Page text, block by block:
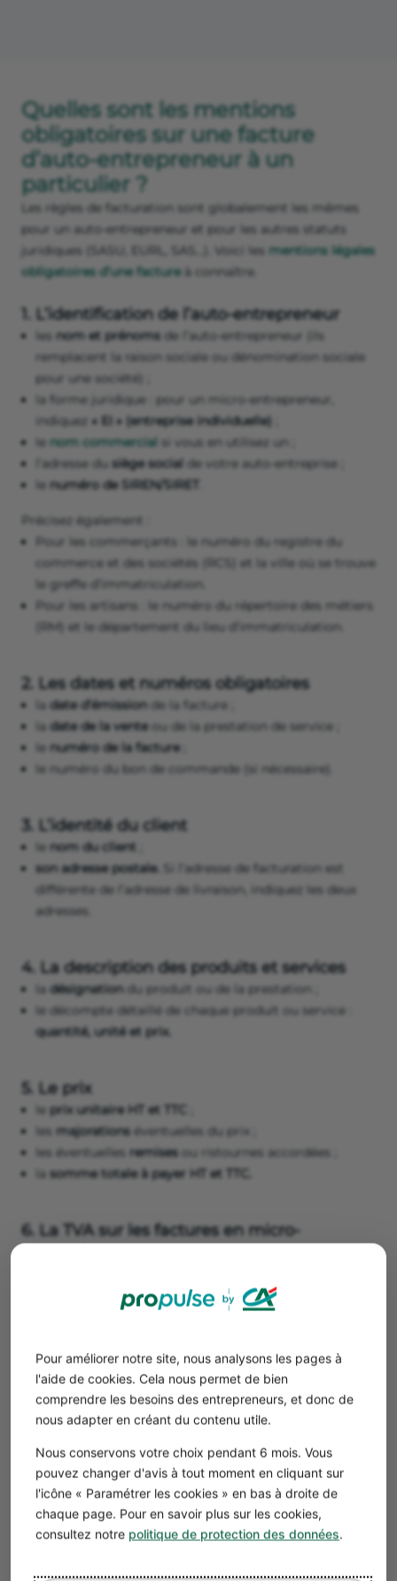
Pour améliorer notre site, nous analysons les pages à
l'aide de cookies. Cela nous permet de bien
comprendre les besoins des entrepreneurs, et donc de
nous adapter en créant du contenu utile.
Nous conservons votre choix pendant 6 mois. Vous
pouvez changer d'avis à tout moment en cliquant sur
l'icône « Paramétrer les cookies » en bas à droite de
chaque page. Pour en savoir plus sur les cookies,
consultez notre politique de protection des données.
Quelles sont les mentions
obligatoires sur une facture
d’auto-entrepreneur à un
particulier ?
Les règles de facturation sont globalement les mêmes
pour un auto-entrepreneur et pour les autres statuts
juridiques (SASU, EURL, SAS…). Voici les mentions légales
obligatoires d’une factureà connaître.
1. L’identification de l’auto-entrepreneur
les nom et prénoms de l’auto-entrepreneur (ils
remplacent la raison sociale ou dénomination sociale
pour une société) ;
la forme juridique : pour un micro-entrepreneur,
indiquez « EI » (entreprise individuelle)
le nom commercial si vous en utilisez un ;
l’adresse du siège social de votre auto-entreprise ;
le numéro de SIREN/SIRET
Précisez également :
Pour les commerçants : le numéro du registre du
commerce et des sociétés (RCS) et la ville où se trouve
le greffe d’immatriculation.
Pour les artisans : le numéro du répertoire des métiers
(RM) et le département du lieu d’immatriculation.
2. Les dates et numéros obligatoires
la date d’émissionde la facture ;
la date de la venteou de la prestation de service ;
le numéro de la facture
le numéro du bon de commande (si nécessaire).
3. L’identité du client
le nom du client
son adresse postale.
Si l’adresse de facturation est
différente de l’adresse de livraison, indiquez les deux
adresses.
4. La description des produits et services
la désignationdu produit ou de la prestation ;
le décompte détaillé de chaque produit ou service :
quantité, unité et prix.
5. Le prix
le prix unitaire HT et TTC
les majorations éventuelles du prix ;
les éventuelles remises ou ristournes accordées ;
la somme totale à payer HT et TTC.
6. La TVA sur les factures en micro-
entreprise
Si vous ne facturez pas la TVA
: vous devez intégrer la
Si vous facturez la TVA :indiquez le taux de TVA
applicable, votrenuméro de TVA intracommunautaire
et le montant total de TVA dû.
Bon à savoir
Un auto-entrepreneur est en principe en
franchise en base de TVA. Cela signifie qu’il ne
facture pas laTVA en micro-entreprise.
Cependant, au-delà d’un certain montant de